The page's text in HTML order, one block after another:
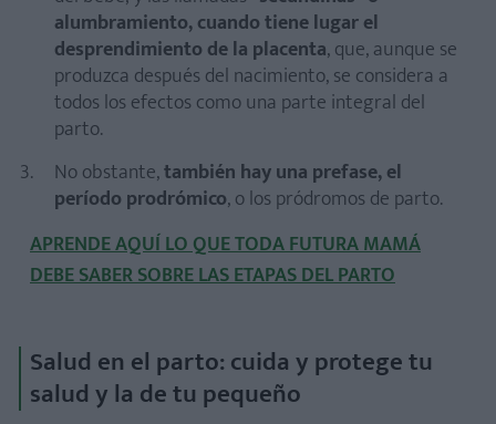
alumbramiento, cuando tiene lugar el
desprendimiento de la placenta, que, aunque se
produzca después del nacimiento, se considera a
todos los efectos como una parte integral del
parto.
No obstante,también hay una prefase, el
período prodrómico, o los pródromos de parto.
APRENDE AQUÍ LO QUE TODA FUTURA MAMÁ
DEBE SABER SOBRE LAS ETAPAS DEL PARTO
Salud en el parto: cuida y protege tu
salud y la de tu pequeño